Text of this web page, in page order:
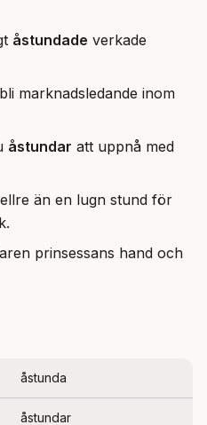
åstundade verkade
marknadsledande inom
åstundar att uppnå med
än en lugn stund för
prinsessans hand och
åstunda
åstundar